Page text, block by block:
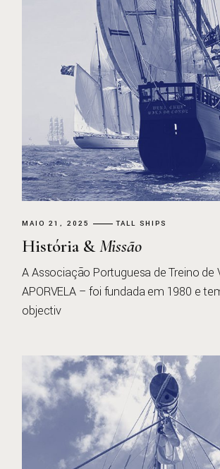
MAIO 21, 2025 TALL SHIPS
História &Missão
A Associação Portuguesa de Treino de
APORVELA – foi fundada em 1980 e
objectiv